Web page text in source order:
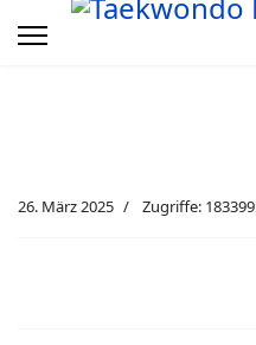
26. März 2025 Zugriffe: 183399